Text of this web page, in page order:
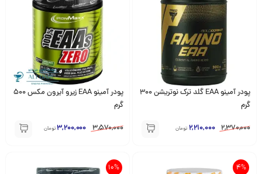
پودر آمینو EAA گلد ترک نوتریشن 300
گرم
2,370,000
2,210,000 تومان
پودر آمینو EAA زیرو آیرون مکس 500
گرم
3,570,000
3,200,000 تومان
4%
10%